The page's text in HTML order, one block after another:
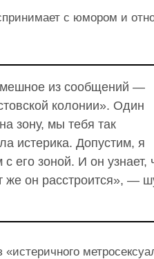
с юмором и
из сообщений —
колонии». Один
зону, мы тебя так
истерика. Допустим, я
его зоной. И он узнает,
же он расстроится», —